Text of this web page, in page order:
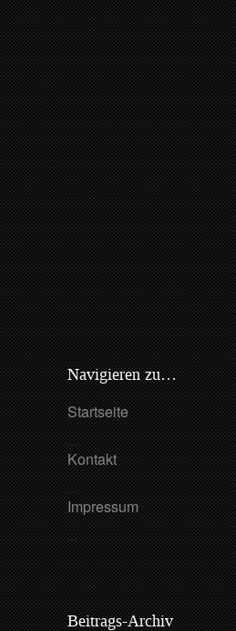
Navigieren zu…
Startseite
Kontakt
Impressum
Beitrags-Archiv